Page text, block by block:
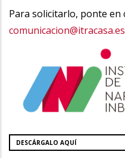
Para solicitarlo, ponte en
comunicacion@itracasa.es
DESCÁRGALO AQUÍ